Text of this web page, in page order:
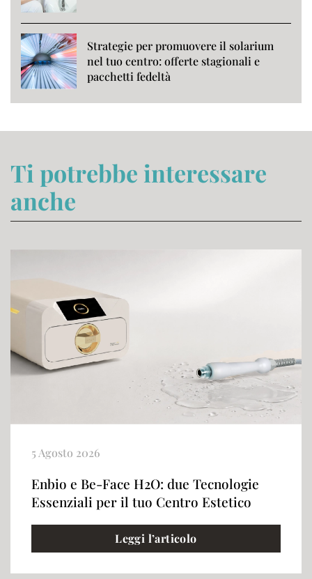
Strategie per promuovere il solarium
nel tuo centro: offerte stagionali e
pacchetti fedeltà
Ti potrebbe interessare
anche
5 Agosto 2026
Enbio e Be-Face H2O: due Tecnologie
Essenziali per il tuo Centro Estetico
Leggi l’articolo